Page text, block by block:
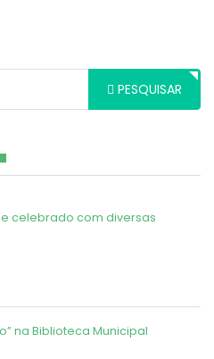
PESQUISAR
celebrado com diversas
na Biblioteca Municipal